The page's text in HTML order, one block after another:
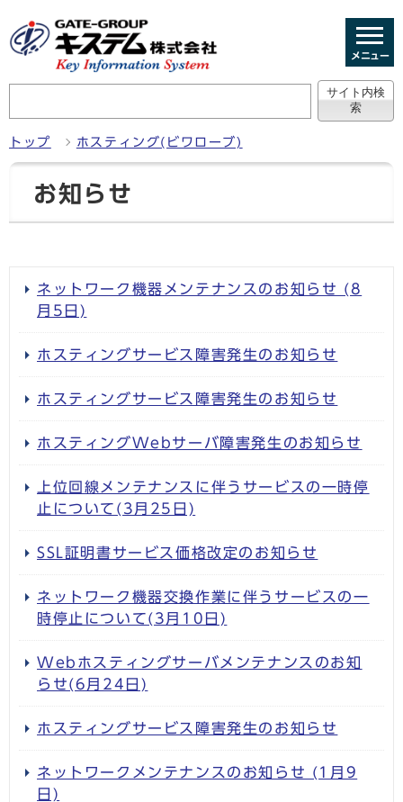
メニュー
トップ ホスティング(ビワローブ)
お知らせ
ネットワーク機器メンテナンスのお知らせ (8
月5日)
ホスティングサービス障害発生のお知らせ
ホスティングサービス障害発生のお知らせ
ホスティングWebサーバ障害発生のお知らせ
上位回線メンテナンスに伴うサービスの一時停
止について(3月25日)
SSL証明書サービス価格改定のお知らせ
ネットワーク機器交換作業に伴うサービスの一
時停止について(3月10日)
Webホスティングサーバメンテナンスのお知
らせ(6月24日)
ホスティングサービス障害発生のお知らせ
ネットワークメンテナンスのお知らせ (1月9
日)